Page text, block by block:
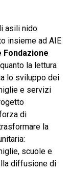
asili nido
insieme ad AIE
Fondazione
la lettura
lo sviluppo dei
e servizi
di
la
scuole e
diffusione di